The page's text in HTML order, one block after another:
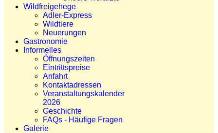
Wildfreigehege
Adler-Express
Wildtiere
Neuerungen
Gastronomie
Informelles
Öffnungszeiten
Eintrittspreise
Anfahrt
Kontaktadressen
Veranstaltungskalender
2026
Geschichte
FAQs - Häufige Fragen
Galerie